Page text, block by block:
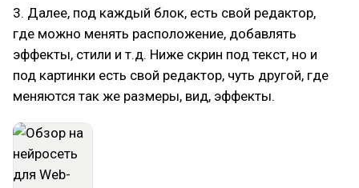
3. Далее, под каждый блок, есть свой редактор,
где можно менять расположение, добавлять
эффекты, стили и т.д. Ниже скрин под текст, но и
под картинки есть свой редактор, чуть другой, где
меняются так же размеры, вид, эффекты.